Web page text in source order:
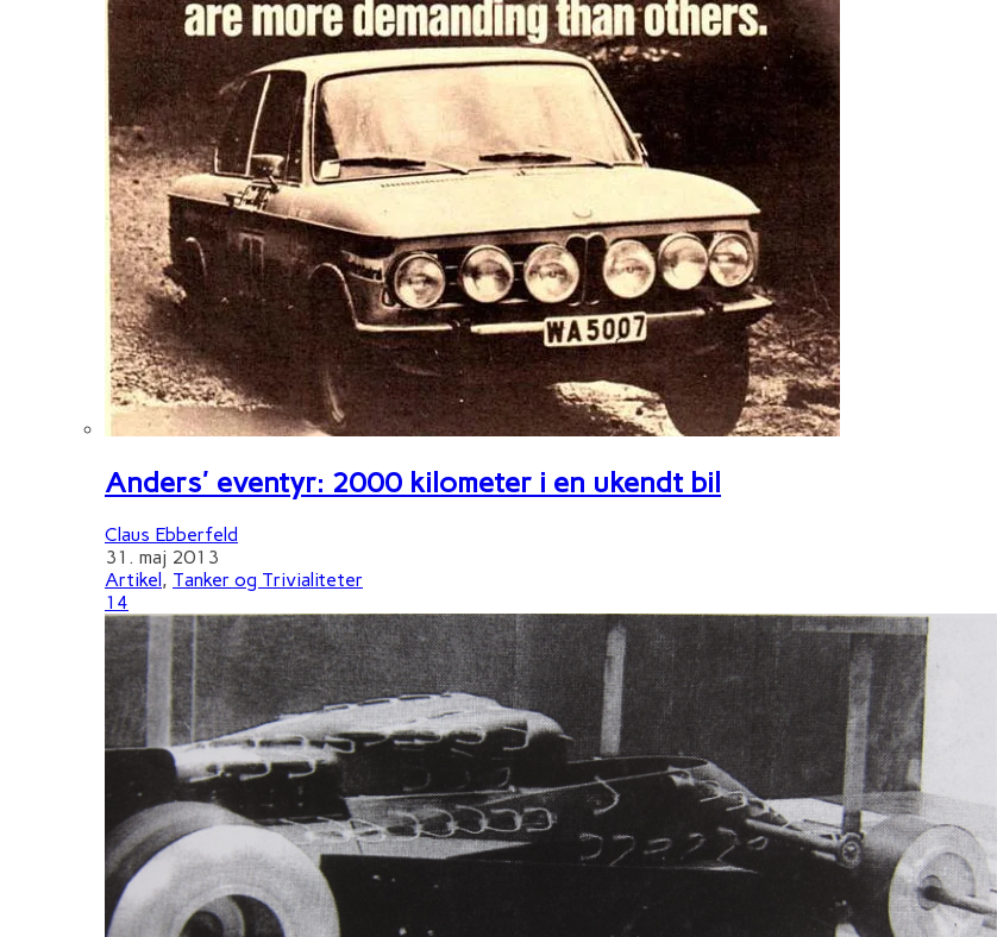
Anders' eventyr: 2000 kilometer i en ukendt bil
Claus Ebberfeld
31. maj 2013
Artikel , Tanker og Trivialiteter
14